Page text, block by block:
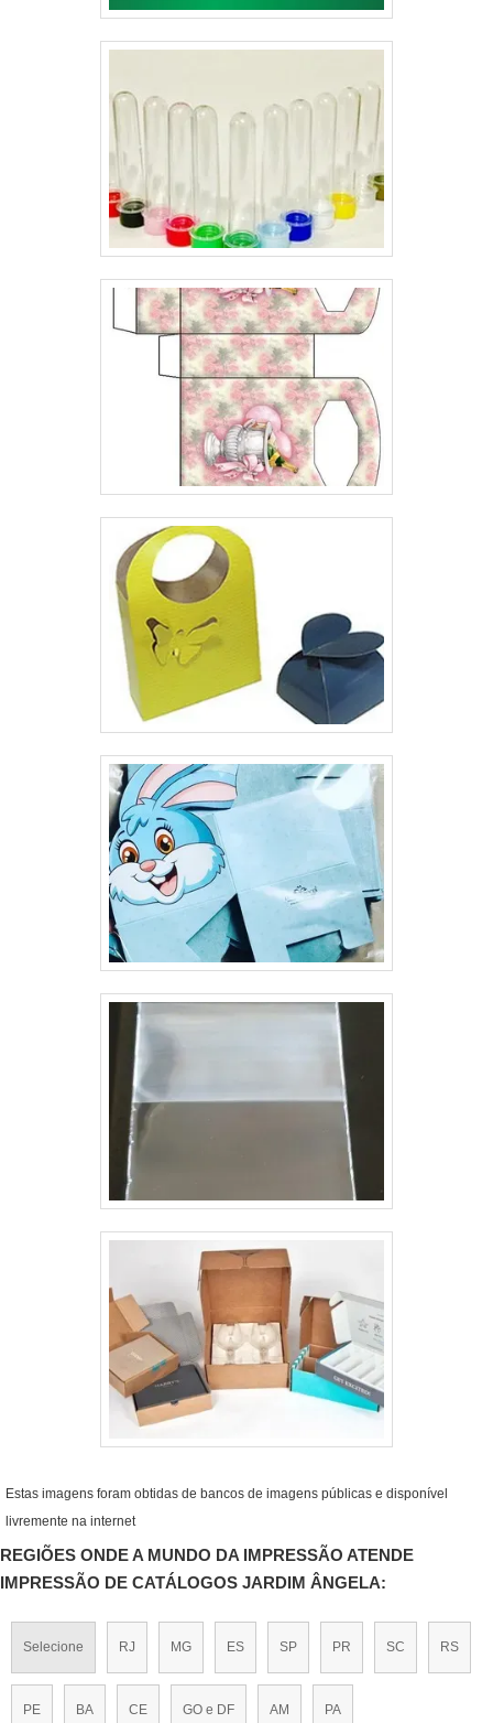
Estas imagens foram obtidas de bancos de imagens públicas e disponível
livremente na internet
REGIÕES ONDE A MUNDO DA IMPRESSÃO ATENDE
IMPRESSÃO DE CATÁLOGOS JARDIM ÂNGELA:
Selecione RJ MG ES SP PR SC RS
PE BA CE GO e DF AM PA